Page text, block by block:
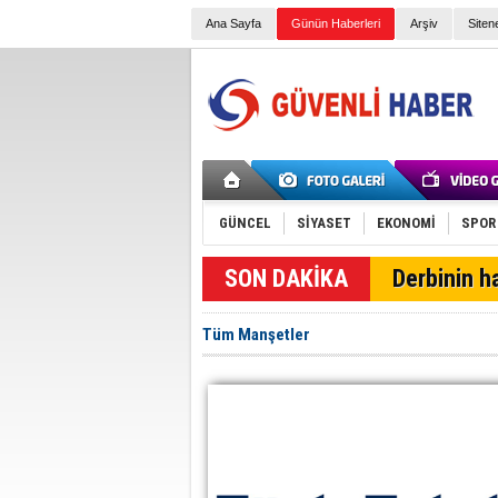
Ana Sayfa Günün Haberleri Arşiv
GÜNCEL SİYASET EKONOMİ SPOR
SON DAKİKA Derbinin
Tüm Manşetler